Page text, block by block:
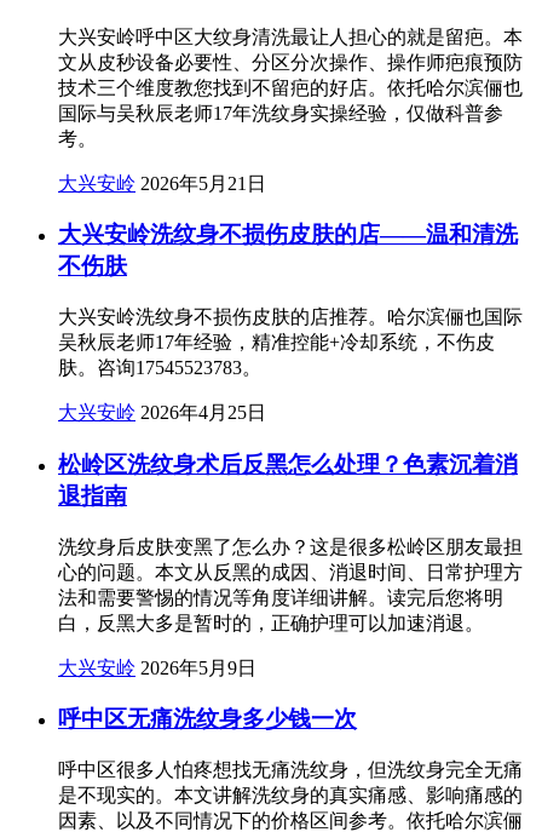
大兴安岭呼中区大纹身清洗最让人担心的就是留疤。本
文从皮秒设备必要性、分区分次操作、操作师疤痕预防
技术三个维度教您找到不留疤的好店。依托哈尔滨俪也
国际与吴秋辰老师17年洗纹身实操经验，仅做科普参
考。
大兴安岭 2026年5月21日
大兴安岭洗纹身不损伤皮肤的店——温和清洗
不伤肤
大兴安岭洗纹身不损伤皮肤的店推荐。哈尔滨俪也国际
吴秋辰老师17年经验，精准控能+冷却系统，不伤皮
肤。咨询17545523783。
大兴安岭 2026年4月25日
松岭区洗纹身术后反黑怎么处理？色素沉着消
退指南
洗纹身后皮肤变黑了怎么办？这是很多松岭区朋友最担
心的问题。本文从反黑的成因、消退时间、日常护理方
法和需要警惕的情况等角度详细讲解。读完后您将明
白，反黑大多是暂时的，正确护理可以加速消退。
大兴安岭 2026年5月9日
呼中区无痛洗纹身多少钱一次
呼中区很多人怕疼想找无痛洗纹身，但洗纹身完全无痛
是不现实的。本文讲解洗纹身的真实痛感、影响痛感的
因素、以及不同情况下的价格区间参考。依托哈尔滨俪